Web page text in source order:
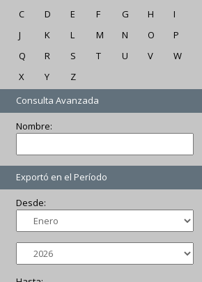
C
D E F G H
I
J
K L M N O
P
Q
R S T U V
W
X
Y
Z
Consulta Avanzada
Nombre:
Exportó en el Período
Desde: